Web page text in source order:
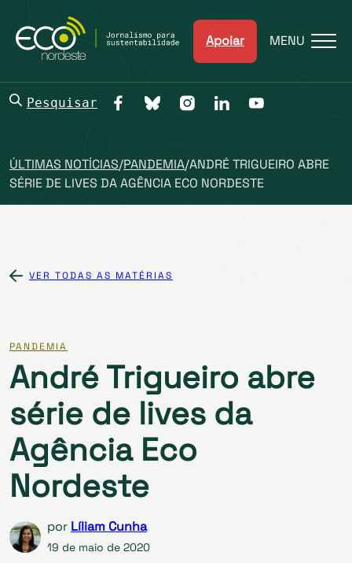
Apoiar MENU
Pesquisar
ÚLTIMAS NOTÍCIAS/PANDEMIA/ANDRÉ TRIGUEIRO ABRE
SÉRIE DE LIVES DA AGÊNCIA ECO NORDESTE
VER TODAS AS MATÉRIAS
PANDEMIA
André Trigueiro abre
série de lives da
Agência Eco
Nordeste
por Líliam Cunha
19 de maio de 2020